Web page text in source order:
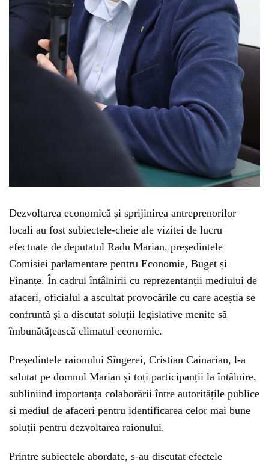
Dezvoltarea economică și sprijinirea antreprenorilor
locali au fost subiectele-cheie ale vizitei de lucru
efectuate de deputatul Radu Marian, președintele
Comisiei parlamentare pentru Economie, Buget și
Finanțe. În cadrul întâlnirii cu reprezentanții mediului de
afaceri, oficialul a ascultat provocările cu care aceștia se
confruntă și a discutat soluții legislative menite să
îmbunătățească climatul economic.
Președintele raionului Sîngerei, Cristian Cainarian, l-a
salutat pe domnul Marian și toți participanții la întâlnire,
subliniind importanța colaborării între autoritățile publice
și mediul de afaceri pentru identificarea celor mai bune
soluții pentru dezvoltarea raionului.
Printre subiectele abordate, s-au discutat efectele